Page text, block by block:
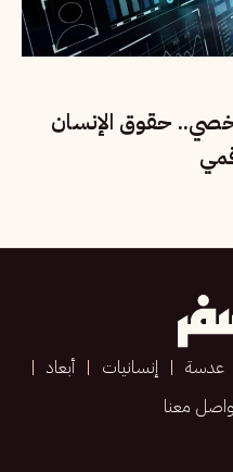
حقوق الإنسان
عدسة إنسانيات
أبعاد
معنا